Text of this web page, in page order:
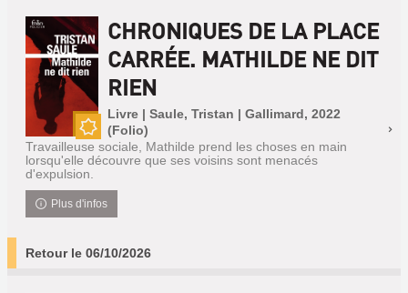
Nouveauté
CHRONIQUES DE LA PLACE
CARRÉE. MATHILDE NE DIT
RIEN
Livre | Saule, Tristan | Gallimard, 2022
(Folio)
Travailleuse sociale, Mathilde prend les choses en main
lorsqu'elle découvre que ses voisins sont menacés
d'expulsion.
Plus d'infos
Retour le 06/10/2026